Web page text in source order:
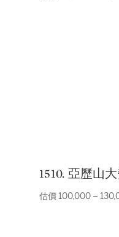
1510. 亞歷山
估價 100,000 –